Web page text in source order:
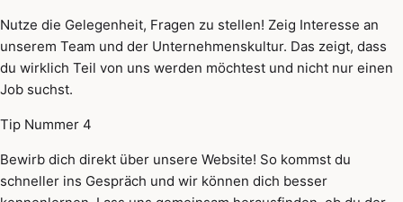
Nutze die Gelegenheit, Fragen zu stellen! Zeig Interesse an
unserem Team und der Unternehmenskultur. Das zeigt, dass
du wirklich Teil von uns werden möchtest und nicht nur einen
Job suchst.
Tip Nummer 4
Bewirb dich direkt über unsere Website! So kommst du
schneller ins Gespräch und wir können dich besser